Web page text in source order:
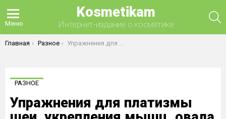
Меню
Kosmetikam
Интернет-издание о косметике
Вы здесь:
Главная Разное Упражнения для платизмы шеи, укрепления мышц, овала лица
РАЗНОЕ
Упражнения для платизмы